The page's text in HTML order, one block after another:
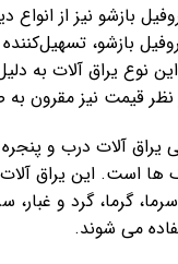
بازشو نیز از انواع
بازشو،
نوع یراق آلات به
نظر قیمت نیز مقرون
یراق آلات درب و پنجره
ها است. این یراق
گرما، گرد و
می شوند.